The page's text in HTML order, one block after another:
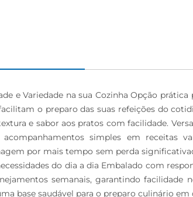
e Variedade na sua Cozinha Opção
o preparo das suas refeições do
e sabor aos pratos com facilidade.
simples em receitas
por mais tempo sem perda
do dia a dia Embalado com
semanais, garantindo
base saudável para o preparo culinário em